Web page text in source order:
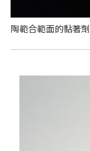
陶範合範面的黏著劑